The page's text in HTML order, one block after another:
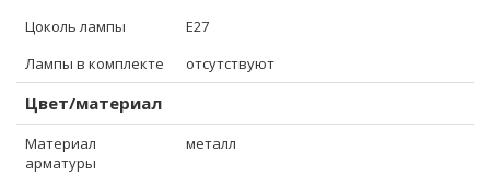
Цоколь лампы
E27
Лампы в комплекте
отсутствуют
Цвет/материал
Материал
арматуры
металл